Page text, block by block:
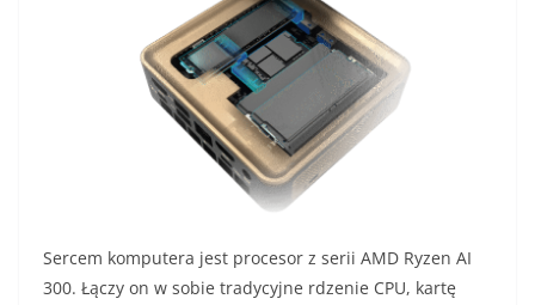
Sercem komputera jest procesor z serii AMD Ryzen AI
300. Łączy on w sobie tradycyjne rdzenie CPU, kartę